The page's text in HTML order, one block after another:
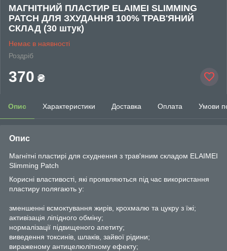
МАГНІТНИЙ ПЛАСТИР ELAIMEI SLIMMING
PATCH ДЛЯ ЗХУДАННЯ 100% ТРАВ'ЯНИЙ
СКЛАД (30 штук)
Немає в наявності
Роздріб
370 ₴
Опис Характеристики Доставка Оплата Умови
Опис
Магнітні пластирі для схуднення з трав'яним складом ELAIMEI
Slimming Patch
Корисні властивості, які проявляються під час використання
пластиру полягають у:
зменшенні всмоктування жирів, крохмалю та цукру з їжі;
активізація ліпідного обміну;
нормалізації підвищеного апетиту;
виведення токсинів, шлаків, зайвої рідини;
вираженому антицелюлітному ефекту;